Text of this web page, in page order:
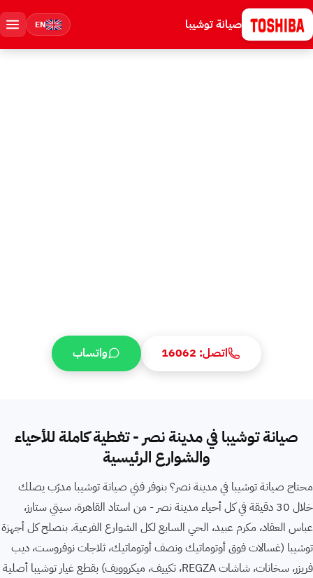
صيانة توشيبا EN
اتصل: 16062 واتساب
صيانة توشيبا في مدينة نصر - تغطية كاملة للأحياء
والشوارع الرئيسية
محتاج صيانة توشيبا في مدينة نصر؟ بنوفر فني صيانة توشيبا مدرّب يصلك
خلال 30 دقيقة في كل أحياء مدينة نصر - من استاد القاهرة، سيتي ستارز،
عباس العقاد، مكرم عبيد، الحي السابع لكل الشوارع الفرعية. بنصلح كل أجهزة
توشيبا ⁨(غسالات فوق أوتوماتيك ونصف أوتوماتيك، ثلاجات نوفروست، ديب
فريزر، سخانات، شاشات REGZA، تكييف، ميكروويف)⁩ بقطع غيار توشيبا أصلية